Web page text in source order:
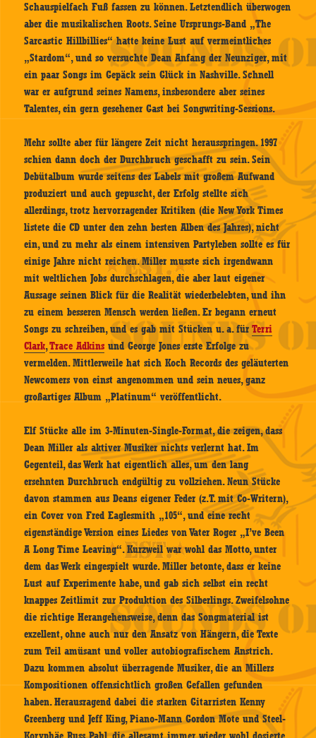
Schauspielfach Fuß fassen zu können. Letztendlich überwogen
aber die musikalischen Roots. Seine Ursprungs-Band „The
Sarcastic Hillbillies“ hatte keine Lust auf vermeintliches
„Stardom“, und so versuchte Dean Anfang der Neunziger, mit
ein paar Songs im Gepäck sein Glück in Nashville. Schnell
war er aufgrund seines Namens, insbesondere aber seines
Talentes, ein gern gesehener Gast bei Songwriting-Sessions.
Mehr sollte aber für längere Zeit nicht herausspringen. 1997
schien dann doch der Durchbruch geschafft zu sein. Sein
Debütalbum wurde seitens des Labels mit großem Aufwand
produziert und auch gepuscht, der Erfolg stellte sich
allerdings, trotz hervorragender Kritiken (die New York Times
listete die CD unter den zehn besten Alben des Jahres), nicht
ein, und zu mehr als einem intensiven Partyleben sollte es für
einige Jahre nicht reichen. Miller musste sich irgendwann
mit weltlichen Jobs durchschlagen, die aber laut eigener
Aussage seinen Blick für die Realität wiederbelebten, und ihn
zu einem besseren Mensch werden ließen. Er begann erneut
Songs zu schreiben, und es gab mit Stücken u. a. fürTerri
Clark,Trace Adkins und George Jones erste Erfolge zu
vermelden. Mittlerweile hat sich Koch Records des geläuterten
Newcomers von einst angenommen und sein neues, ganz
großartiges Album „Platinum“ veröffentlicht.
Elf Stücke alle im 3-Minuten-Single-Format, die zeigen, dass
Dean Miller als aktiver Musiker nichts verlernt hat. Im
Gegenteil, das Werk hat eigentlich alles, um den lang
ersehnten Durchbruch endgültig zu vollziehen. Neun Stücke
davon stammen aus Deans eigener Feder (z.T. mit Co-Writern),
ein Cover von Fred Eaglesmith „105“, und eine recht
eigenständige Version eines Liedes von Vater Roger „I’ve Been
A Long Time Leaving“. Kurzweil war wohl das Motto, unter
dem das Werk eingespielt wurde. Miller betonte, dass er keine
Lust auf Experimente habe, und gab sich selbst ein recht
knappes Zeitlimit zur Produktion des Silberlings. Zweifelsohne
die richtige Herangehensweise, denn das Songmaterial ist
exzellent, ohne auch nur den Ansatz von Hängern, die Texte
zum Teil amüsant und voller autobiografischem Anstrich.
Dazu kommen absolut überragende Musiker, die an Millers
Kompositionen offensichtlich großen Gefallen gefunden
haben. Herausragend dabei die starken Gitarristen Kenny
Greenberg und Jeff King, Piano-Mann Gordon Mote und Steel-